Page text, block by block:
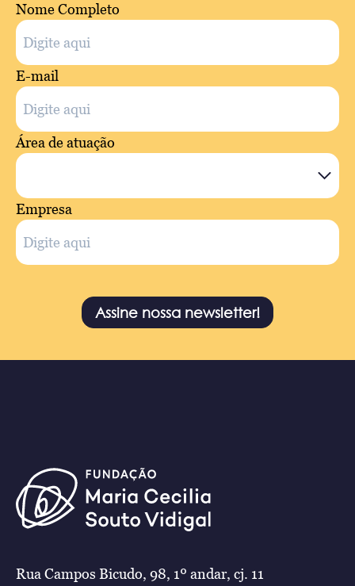
Nome Completo
E-mail
Área de atuação
Empresa
Assine nossa newsletter!
Rua Campos Bicudo, 98, 1º andar, cj. 11